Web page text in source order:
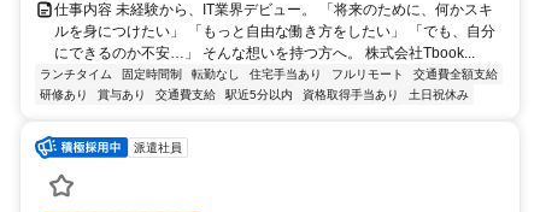
仕事内容 未経験から、IT業界デビュー。 「将来のために、何かスキ
ルを身につけたい」 「もっと自由な働き方をしたい」 「でも、自分
にできるのか不安…」 そんな想いを持つ方へ。 株式会社Tbook...
ランチタイム 固定時間制 転勤なし 住宅手当あり フルリモート
交通費全額支給
研修あり
賞与あり 交通費支給 駅近5分以内 資格取得手当あり 土日祝休み
派遣社員